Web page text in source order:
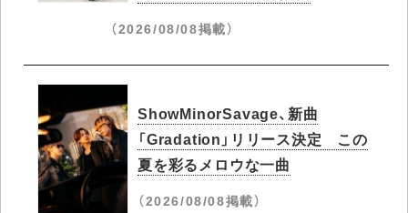
（2026/08/08掲載）
ShowMinorSavage、新曲
「Gradation」リリース決定 この
夏を彩るメロウな一曲
（2026/08/08掲載）